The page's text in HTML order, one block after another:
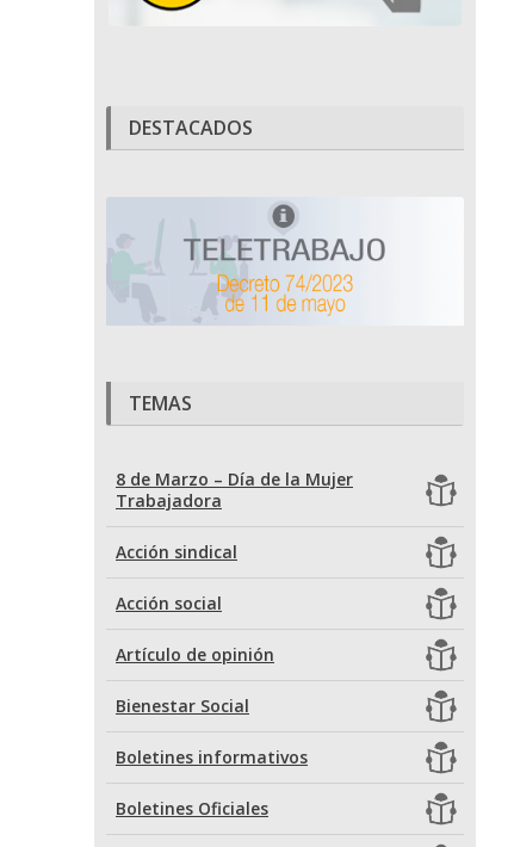
DESTACADOS
TEMAS
8 de Marzo – Día de la Mujer
Trabajadora
Acción sindical
Acción social
Artículo de opinión
Bienestar Social
Boletines informativos
Boletines Oficiales